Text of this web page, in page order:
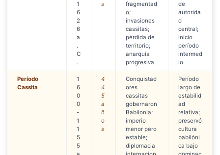
1
6
2
6
a
.
C
.
s
fragmentad
o;
invasiones
cassitas;
pérdida de
territorio;
anarquía
progresiva
de
autorida
d
central;
inicio
período
intermed
io
Período
Cassita
1
6
0
0
-
1
1
5
5
4
4
5
a
ñ
o
s
Conquistad
ores
cassitas
gobernaron
Babilonia;
imperio
menor pero
estable;
diplomacia
Período
largo de
estabilid
ad
relativa;
preservó
cultura
babilóni
ca bajo